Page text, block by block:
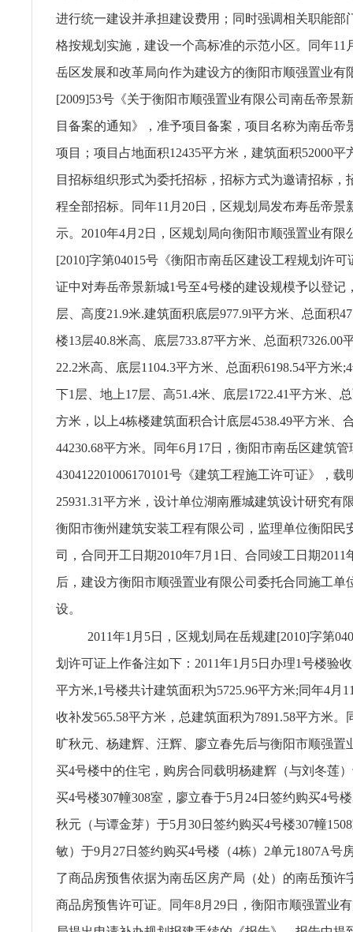
进行统一建设并承担建设费用；同时强调相关职能部
格按规划实施，建设一个高标准的示范小区。同年11
岳区发展和改革局向作为建设方的衡阳市顺强置业有
[2009]53号《关于衡阳市顺强置业有限公司南岳帝景
目备案的通知》，准予项目备案，项目名称为南岳帝
项目；项目占地面积12435平方米，建筑面积52000平
目招标组织形式为委托招标，招标方式为邀请招标，
程全部招标。同年11月20日，区规划局发布寿岳帝景
示。2010年4月2日，区规划局向衡阳市顺强置业有限
[2010]字第04015号《衡阳市南岳区建设工程规划许
证中对寿岳帝景新城1号至4号楼的建设规模予以登记
层、高度21.9米.建筑面积底层977.9l平方米、总面积
楼13层40.8米高、底层733.87平方米、总面积7326.00
22.2米高、底层1104.3平方米、总面积6198.54平方米
下1层、地上17层、高51.4米、底层1722.41平方米、
方米，以上4栋楼建筑面积合计底层4538.49平方米、
44230.68平方米。同年6月17日，衡阳市南岳区建筑
430412201006170101号《建筑工程施工许可证》，载
25931.31平方米，设计单位湖南雁城建筑设计研究有
衡阳市衡州建筑安装工程有限公司，监理单位衡阳民
司，合同开工日期2010年7月1日、合同竣工日期2011
后，建设方衡阳市顺强置业有限公司委托合同施工单
设。
2011年1月5日，区规划局在岳规建[2010]字第
划许可证上作备注如下：2011年1月5日办理1号楼验
平方米,1号楼共计建筑面积为5725.96平方米;同年4月
收补发565.58平方米，总建筑面积为7891.58平方米。
旷秋元、杨建辉、汪辉、廖立春先后与衡阳市顺强置
买4号楼中的住宅，购房合同载明杨建辉（与刘冬莲
买4号楼307幢308室，廖立春于5月24日签约购买4号
秋元（与谭金芽）于5月30日签约购买4号楼307幢
敏）于9月27日签约购买4号楼（4栋）2单元1807A号
了商品房预售依据为南岳区房产局（处）的南岳预许
商品房预售许可证。同年8月29日，衡阳市顺强置业